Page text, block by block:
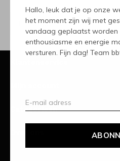
Hallo, leuk dat je op onze
het moment zijn wij met
vandaag geplaatst worden
enthousiasme en energie
versturen. Fijn dag! Team
Categorieën